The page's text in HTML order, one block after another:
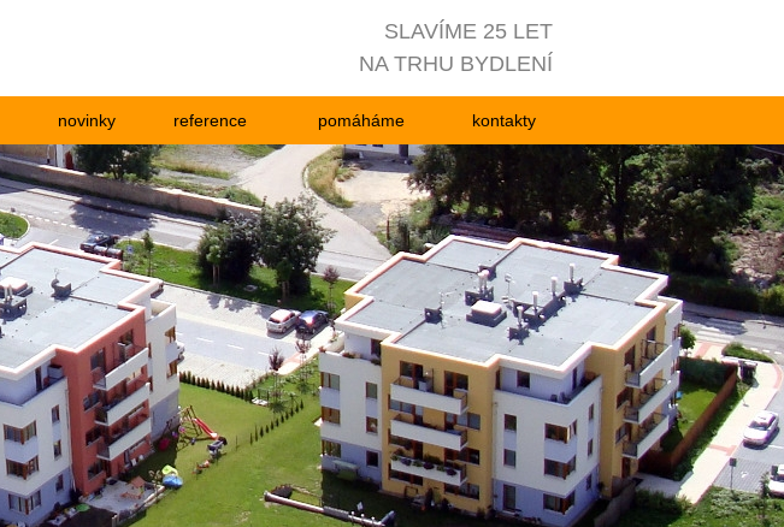
SLAVÍME 25 LET
NA TRHU BYDLENÍ
novinky reference pomáháme kontakty